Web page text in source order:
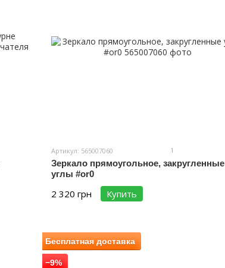
Артикул: 565007060 1
Зеркало прямоугольное, закругленные
углы #or0
2 320 грн Купить
Бесплатная доставка
−9%